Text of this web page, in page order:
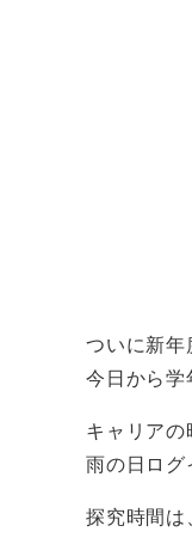
ついに新年
今日から学
キャリアの
雨の日ログ
探究時間は